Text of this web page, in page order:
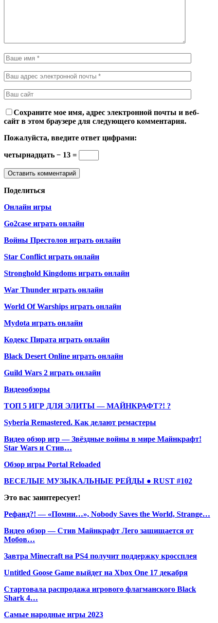
Сохраните мое имя, адрес электронной почты и веб-
сайт в этом браузере для следующего комментария.
Пожалуйста, введите ответ цифрами:
четырнадцать − 13 =
Поделиться
Онлайн игры
Go2case играть онлайн
Войны Престолов играть онлайн
Star Conflict играть онлайн
Stronghold Kingdoms играть онлайн
War Thunder играть онлайн
World Of Warships играть онлайн
Mydota играть онлайн
Кодекс Пирата играть онлайн
Black Desert Online играть онлайн
Guild Wars 2 играть онлайн
Видеообзоры
ТОП 5 ИГР ДЛЯ ЭЛИТЫ — МАЙНКРАФТ?! ?
Syberia Remastered. Как делают ремастеры
Видео обзор игр — Звёздные войны в мире Майнкрафт!
Star Wars и Стив…
Обзор игры Portal Reloaded
ВЕСЕЛЫЕ МУЗЫКАЛЬНЫЕ РЕЙДЫ ● RUST #102
Это вас заинтересует!
Рефанд?! — «Помни…», Nobody Saves the World, Strange…
Видео обзор — Стив Майнкрафт Лего защищается от
Мобов…
Завтра Minecraft на PS4 получит поддержку кроссплея
Untitled Goose Game выйдет на Xbox One 17 декабря
Стартовала распродажа игрового флагманского Black
Shark 4…
Самые народные игры 2023